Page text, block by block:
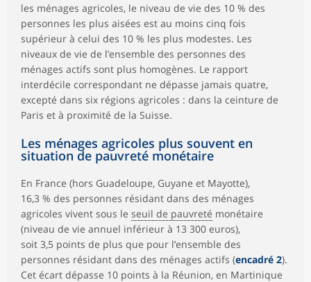
les ménages agricoles, le niveau de vie des 10 % des
personnes les plus aisées est au moins cinq fois
supérieur à celui des 10 % les plus modestes. Les
niveaux de vie de l’ensemble des personnes des
ménages actifs sont plus homogènes. Le rapport
interdécile correspondant ne dépasse jamais quatre,
excepté dans six régions agricoles : dans la ceinture de
Paris et à proximité de la Suisse.
Les ménages agricoles plus souvent en
situation de pauvreté monétaire
En France (hors Guadeloupe, Guyane et Mayotte),
16,3 % des personnes résidant dans des ménages
agricoles vivent sous le seuil de pauvreté monétaire
(niveau de vie annuel inférieur à 13 300 euros),
soit 3,5 points de plus que pour l’ensemble des
personnes résidant dans des ménages actifs (encadré 2).
Cet écart dépasse 10 points à la Réunion, en Martinique